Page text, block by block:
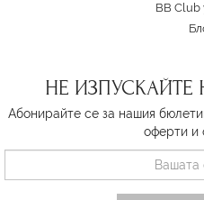
BB Club
НЕ
Абонирайте се за нашия
оферти и